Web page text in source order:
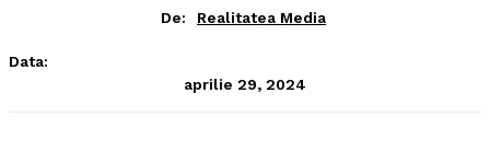
De: Realitatea Media
Data:
aprilie 29, 2024